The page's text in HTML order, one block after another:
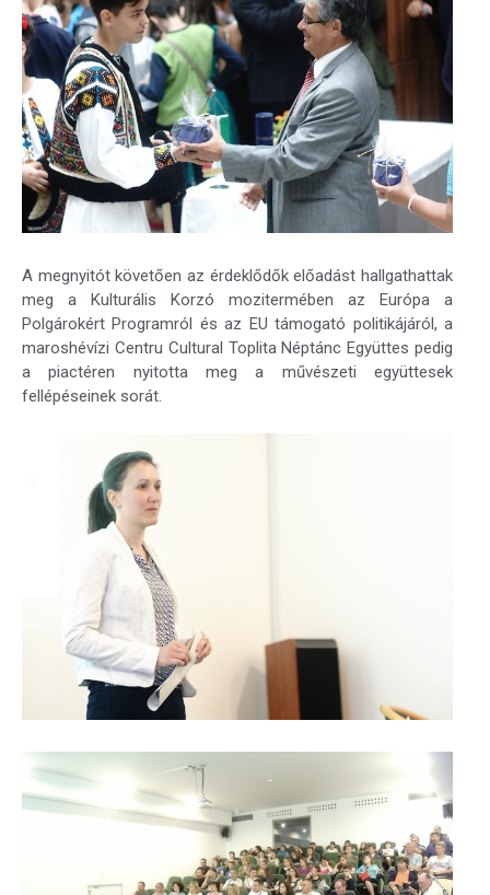
A megnyitót követően az érdeklődők előadást hallgathattak
meg a Kulturális Korzó mozitermében az Európa a
Polgárokért Programról és az EU támogató politikájáról, a
maroshévízi Centru Cultural Toplita Néptánc Együttes pedig
a piactéren nyitotta meg a művészeti együttesek
fellépéseinek sorát.